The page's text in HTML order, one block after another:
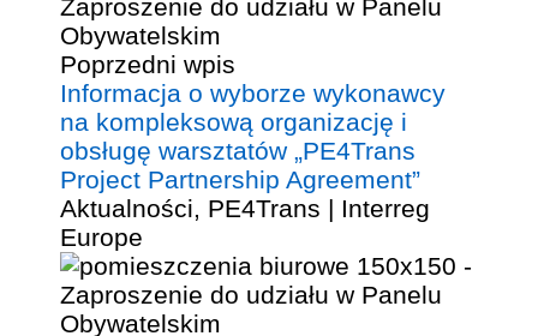
Poprzedni wpis
Informacja o wyborze wykonawcy
na kompleksową organizację i
obsługę warsztatów „PE4Trans
Project Partnership Agreement”
Aktualności, PE4Trans | Interreg
Europe